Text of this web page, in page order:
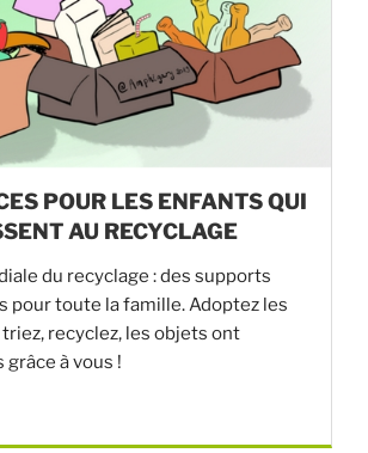
POUR LES ENFANTS QUI
AU RECYCLAGE
du recyclage : des supports
pour toute la famille. Adoptez les
triez, recyclez, les objets ont
à vous !